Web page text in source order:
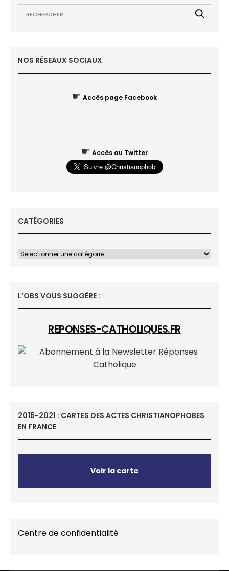
NOS RÉSEAUX SOCIAUX
☛ Accès page Facebook
☛ Accès au Twitter
CATÉGORIES
L’OBS VOUS SUGGÈRE :
REPONSES-CATHOLIQUES.FR
2015-2021 : CARTES DES ACTES CHRISTIANOPHOBES
EN FRANCE
Voir la carte
Centre de confidentialité